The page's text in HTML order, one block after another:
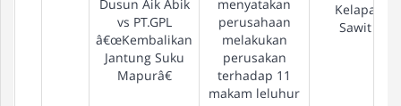
Dusun Aik Abik
vs PT.GPL
â€œKembalikan
Jantung Suku
Mapurâ€
menyatakan
perusahaan
melakukan
perusakan
terhadap 11
makam leluhur
Kelapa
Sawit